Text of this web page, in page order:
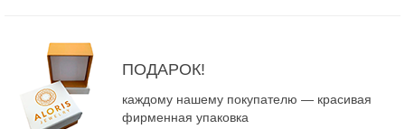
ПОДАРОК!
каждому нашему покупателю — красивая
фирменная упаковка